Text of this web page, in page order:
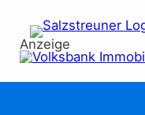
Anzeige